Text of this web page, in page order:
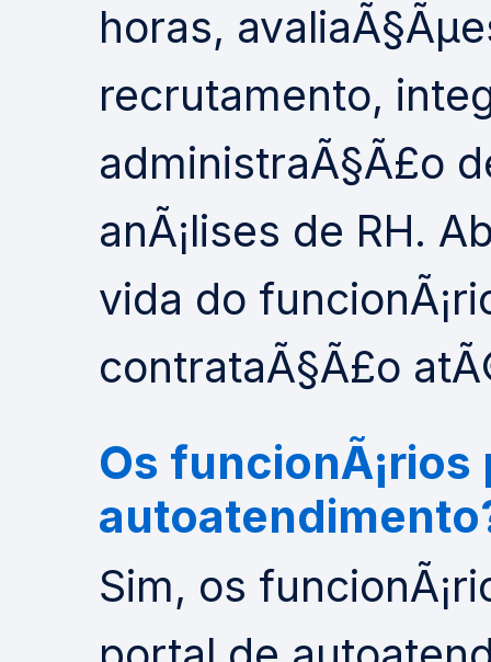
horas,
recrutamento,
administraÃ§Ã£o
anÃ¡lises de RH.
vida do
contrataÃ§Ã£o
Os
Sim, os